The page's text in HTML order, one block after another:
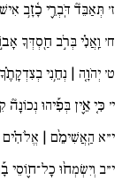
ז׳ תְּאַבֵּד֘ דֹּֽבְרֵ֪י כָ֫זָ֥ב
ח׳ וַֽאֲנִ֗י בְּרֹ֣ב חַ֖סְדְּךָ
ט׳ יְהֹוָ֚ה | נְחֵ֥נִי
י׳ כִּ֚י אֵ֪ין בְּפִ֡יהוּ
י״א הַֽאֲשִׁימֵ֨ם | אֱלֹהִ֗ים
י״ב וְיִשְׂמְח֨וּ כָל־ח֪וֹסֵי